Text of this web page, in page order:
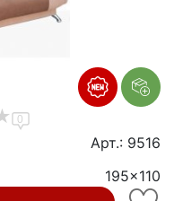
0
Арт.: 9516
195x110